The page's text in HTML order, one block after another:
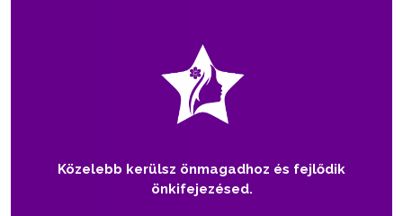
Közelebb kerülsz önmagadhoz és fejlődik
önkifejezésed.